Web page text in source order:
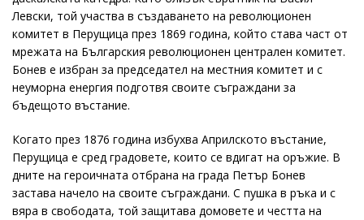
Левски, той участва в създаването на революционен
комитет в Перущица през 1869 година, който става част от
мрежата на Българския революционен централен комитет.
Бонев е избран за председател на местния комитет и с
неуморна енергия подготвя своите съграждани за
бъдещото въстание.
Когато през 1876 година избухва Априлското въстание,
Перущица е сред градовете, които се вдигат на оръжие. В
дните на героичната отбрана на града Петър Бонев
застава начело на своите съграждани. С пушка в ръка и с
вяра в свободата, той защитава домовете и честта на